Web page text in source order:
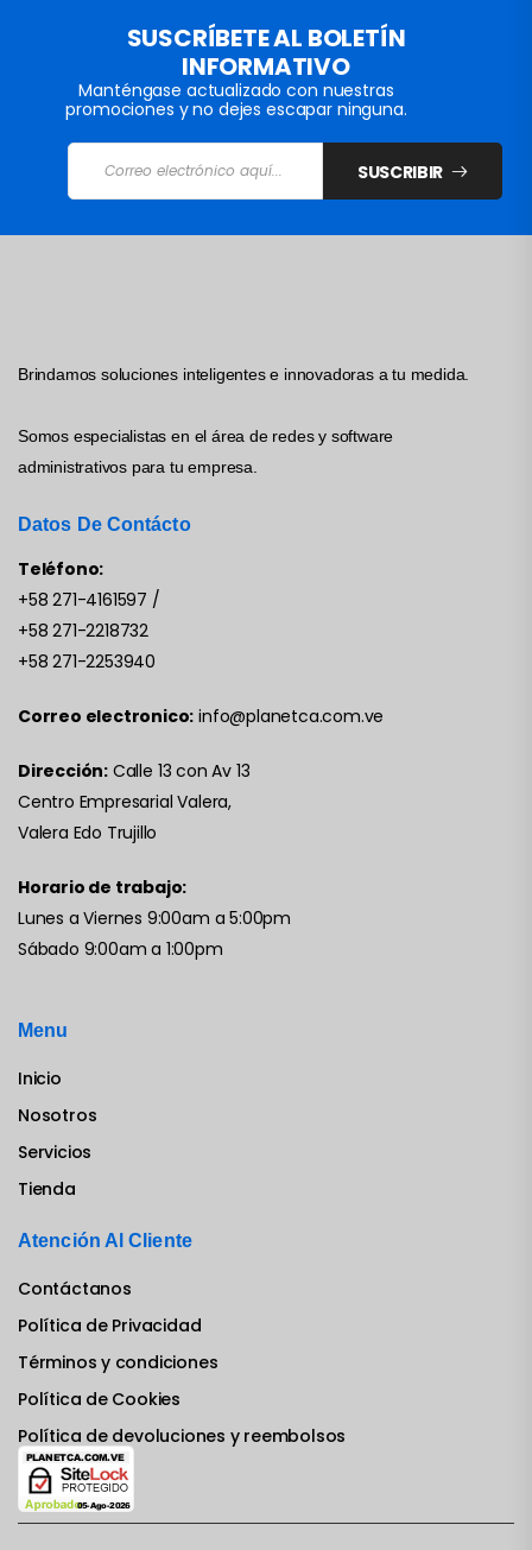
SUSCRÍBETE AL BOLETÍN
INFORMATIVO
Manténgase actualizado con nuestras
promociones y no dejes escapar ninguna.
SUSCRIBIR
Brindamos soluciones inteligentes e innovadoras a tu medida.
Somos especialistas en el área de redes y software
administrativos para tu empresa.
Datos De Contácto
Teléfono:
+58 271-4161597 /
+58 271-2218732
+58 271-2253940
Correo electronico: info@planetca.com.ve
Dirección: Calle 13 con Av 13
Centro Empresarial Valera,
Valera Edo Trujillo
Horario de trabajo:
Lunes a Viernes 9:00am a 5:00pm
Sábado 9:00am a 1:00pm
Menu
Inicio
Nosotros
Servicios
Tienda
Atención Al Cliente
Contáctanos
Política de Privacidad
Términos y condiciones
Política de Cookies
Política de devoluciones y reembolsos